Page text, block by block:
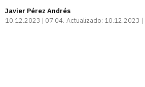
Javier Pérez Andrés
10.12.2023 | 07:04 Actualizado: 10.12.2023 |